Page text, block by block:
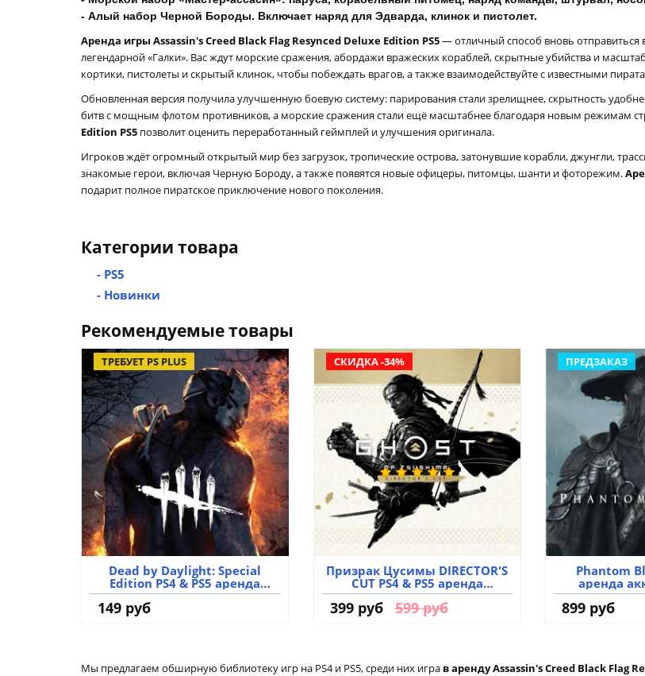
- Алый набор Черной Бороды. Включает наряд для Эдварда, клинок и пистолет.
Аренда игры Assassin's Creed Black Flag Resynced Deluxe Edition PS5— отличный способ вновь отправиться
легендарной «Галки». Вас ждут морские сражения, абордажи вражеских кораблей, скрытные убийства и
кортики, пистолеты и скрытый клинок, чтобы побеждать врагов, а также взаимодействуйте с известными
Обновленная версия получила улучшенную боевую систему: парирования стали зрелищнее, скрытность
битв с мощным флотом противников, а морские сражения стали ещё масштабнее благодаря новым режимам
Edition PS5 позволит оценить переработанный геймплей и улучшения оригинала.
Игроков ждёт огромный открытый мир без загрузок, тропические острова, затонувшие корабли, джунгли,
знакомые герои, включая Черную Бороду, а также появятся новые офицеры, питомцы, шанти и фоторежим.
подарит полное пиратское приключение нового поколения.
Категории товара
- PS5
- Новинки
Рекомендуемые товары
ТРЕБУЕТ PS PLUS
Dead by Daylight: Special
Edition PS4 & PS5 аренда
аккаунта игры
149 руб
СКИДКА -34%
Призрак Цусимы DIRECTOR'S
CUT PS4 & PS5 аренда
аккаунта игры
399 руб 599 руб
ПРЕДЗАКАЗ
Phantom
аренда
899 руб
Мы предлагаем обширную библиотеку игр на PS4 и PS5, среди них игра в аренду Assassin's Creed Black Flag